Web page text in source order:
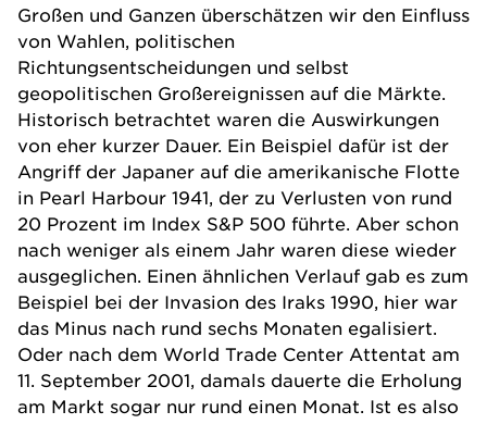
Großen und Ganzen überschätzen wir den Einfluss
von Wahlen, politischen
Richtungsentscheidungen und selbst
geopolitischen Großereignissen auf die Märkte.
Historisch betrachtet waren die Auswirkungen
von eher kurzer Dauer. Ein Beispiel dafür ist der
Angriff der Japaner auf die amerikanische Flotte
in Pearl Harbour 1941, der zu Verlusten von rund
20 Prozent im Index S&P 500 führte. Aber schon
nach weniger als einem Jahr waren diese wieder
ausgeglichen. Einen ähnlichen Verlauf gab es zum
Beispiel bei der Invasion des Iraks 1990, hier war
das Minus nach rund sechs Monaten egalisiert.
Oder nach dem World Trade Center Attentat am
11. September 2001, damals dauerte die Erholung
am Markt sogar nur rund einen Monat. Ist es also